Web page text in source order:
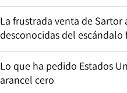
La frustrada venta de Sartor
desconocidas del escándalo
Lo que ha pedido Estados
arancel cero